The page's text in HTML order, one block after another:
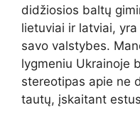
didžiosios baltų
lietuviai ir latviai,
savo valstybes.
lygmeniu Ukrainoje
stereotipas apie ne
tautų, įskaitant